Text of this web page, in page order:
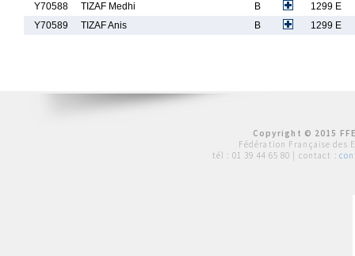
Y70588
TIZAF Medhi B
1299 E
Y70589
TIZAF Anis B 1299 E
Copyright © 2015
Fédération Française des
tél : 01 39 44 65 80 | contact :